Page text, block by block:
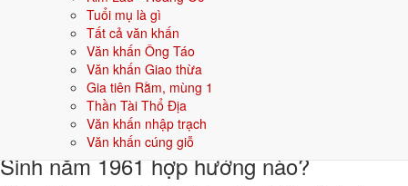
Tuổi mụ là gì
Tất cả văn khấn
Văn khấn Ông Táo
Văn khấn Giao thừa
Gia tiên Rằm, mùng 1
Thần Tài Thổ Địa
Văn khấn nhập trạch
Văn khấn cúng giỗ
Người sinh năm1961mệnhThổhợp các yếu tố thuộc bản mệnh và
tương sinh, kỵ các yếu tố tương khắc. Cụ thể trên 5 phương diện:
Sinh năm 1961 hợp màu gì?
Người mệnhThổsinh năm 1961 nên ưu tiên các màu thuộc bản mệnh
và màu tương sinh:Vàng đất, Nâu, Be
nhà, vật phẩm phong thuỷ.
Sinh năm 1961 hợp hướng nào?